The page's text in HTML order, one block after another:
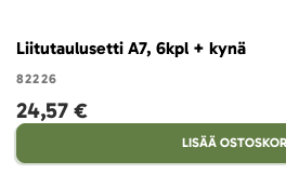
Liitutaulusetti A7, 6kpl + kynä
82226
24,57 €
LISÄÄ